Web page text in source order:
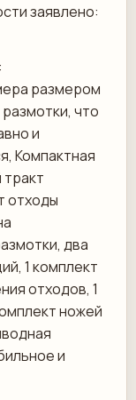
заявлено:
размером
что
и
Компактная
отходы
два
1 комплект
отходов, 1
ножей
и